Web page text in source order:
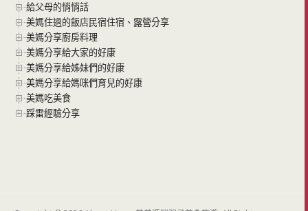
給父母的悄悄話
美媽住過的飯店民宿住宿、露營分享
美媽分享廚房料理
美媽分享給大家的好康
美媽分享給姊妹們的好康
美媽分享給媽咪們育兒的好康
美媽吃美食
踩雷經驗分享